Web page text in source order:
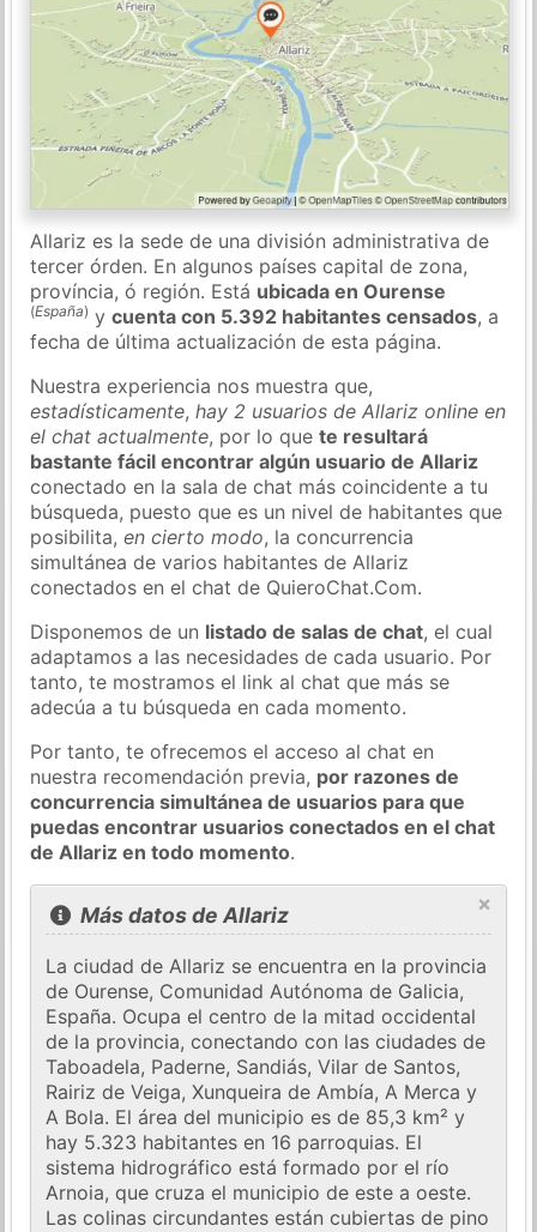
Allariz es la sede de una división administrativa de
tercer órden. En algunos países capital de zona,
província, ó región. Está ubicada en Ourense
(España) ycuenta con 5.392 habitantes censados, a
fecha de última actualización de esta página.
Nuestra experiencia nos muestra que,
estadísticamente,hay 2 usuarios de Allariz online en
el chat actualmente, por lo quete resultará
bastante fácil encontrar algún usuario de Allariz
conectado en la sala de chat más coincidente a tu
búsqueda, puesto que es un nivel de habitantes que
posibilita,en cierto modo, la concurrencia
simultánea de varios habitantes de Allariz
conectados en el chat de QuieroChat.Com.
Disponemos de un listado de salas de chat, el cual
adaptamos a las necesidades de cada usuario. Por
tanto, te mostramos el link al chat que más se
adecúa a tu búsqueda en cada momento.
Por tanto, te ofrecemos el acceso al chat en
nuestra recomendación previa, por razones de
concurrencia simultánea de usuarios para que
puedas encontrar usuarios conectados en el chat
de Allariz en todo momento.
×
Más datos de Allariz
La ciudad de Allariz se encuentra en la provincia
de Ourense, Comunidad Autónoma de Galicia,
España. Ocupa el centro de la mitad occidental
de la provincia, conectando con las ciudades de
Taboadela, Paderne, Sandiás, Vilar de Santos,
Rairiz de Veiga, Xunqueira de Ambía, A Merca y
A Bola. El área del municipio es de 85,3 km² y
hay 5.323 habitantes en 16 parroquias. El
sistema hidrográfico está formado por el río
Arnoia, que cruza el municipio de este a oeste.
Las colinas circundantes están cubiertas de pino